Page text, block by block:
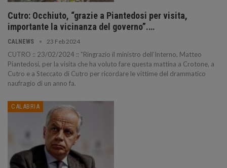
Cutro: Occhiuto, “grazie a Piantedosi per visita,
importante la vicinanza del governo”.…
CALNEWS 23 Feb 2024
CUTRO :: 23/02/2024 :: "Ringrazio il ministro dell’Interno, Matteo
Piantedosi, per la visita che ha voluto fare questa mattina a Crotone, a
Cutro e a Steccato di Cutro per ricordare le vittime del drammatico
naufragio di un anno fa.
CALABRIA